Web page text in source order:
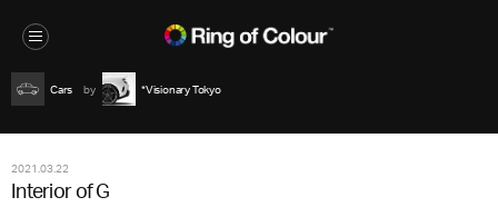
Cars *Visionary Tokyo
2021.03.22
Interior of G